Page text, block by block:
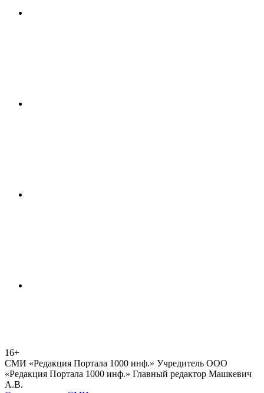
16+
СМИ «Редакция Портала 1000 инф.» Учредитель ООО
«Редакция Портала 1000 инф.» Главный редактор Машкевич
А.В.